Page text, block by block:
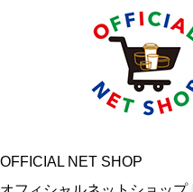
OFFICIAL NET SHOP